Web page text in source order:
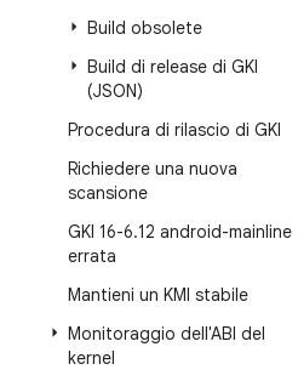
Build obsolete
Build di release di GKI
(JSON)
Procedura di rilascio di GKI
Richiedere una nuova
scansione
GKI 16-6.12 android-mainline
errata
Mantieni un KMI stabile
Monitoraggio dell'ABI del
kernel